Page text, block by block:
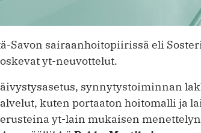
Savon sairaanhoitopiirissä eli
yt-neuvottelut.
synnytystoiminnan
kuten portaaton hoitomalli ja
yt-lain mukaisen